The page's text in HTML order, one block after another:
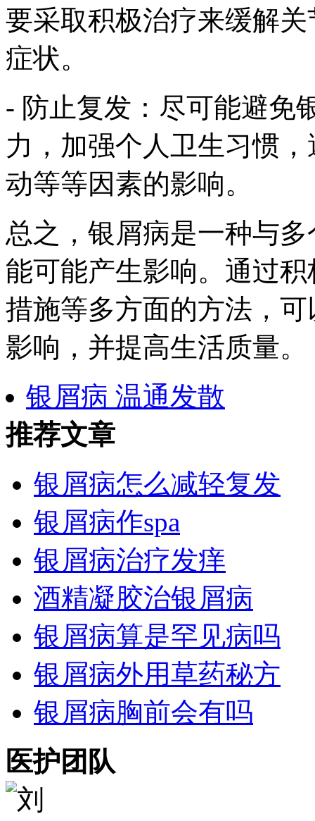
要采取积极治疗来缓解
症状。
- 防止复发：尽可能避免
力，加强个人卫生习惯
动等等因素的影响。
总之，银屑病是一种与
能可能产生影响。通过
措施等多方面的方法，
影响，并提高生活质量。
银屑病 温通发散
推荐文章
银屑病怎么减轻复发
银屑病作spa
银屑病治疗发痒
酒精凝胶治银屑病
银屑病算是罕见病吗
银屑病外用草药秘方
银屑病胸前会有吗
医护团队